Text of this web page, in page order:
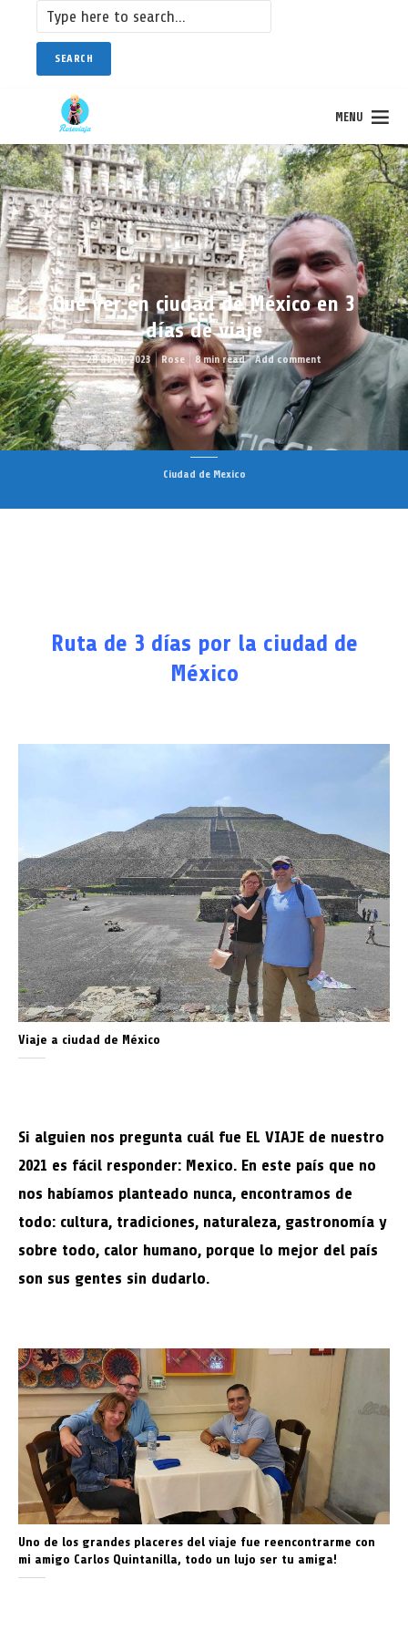
SEARCH
MENU
Ciudad de Mexico
Qué ver en ciudad de México en 3
días de viaje
28 abril, 2023 Rose 8 min read Add comment
Ruta de 3 días por la ciudad de
México
Viaje a ciudad de México
Si alguien nos pregunta cuál fue EL VIAJE de nuestro
2021 es fácil responder: Mexico. En este país que no
nos habíamos planteado nunca, encontramos de
todo: cultura, tradiciones, naturaleza, gastronomía y
sobre todo, calor humano, porque lo mejor del país
son sus gentes sin dudarlo.
Uno de los grandes placeres del viaje fue reencontrarme con
mi amigo Carlos Quintanilla, todo un lujo ser tu amiga!